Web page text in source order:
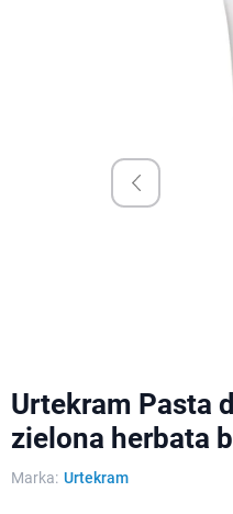
Urtekram Pasta
zielona herbata
Marka: Urtekram